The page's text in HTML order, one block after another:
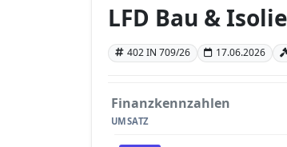
LFD Bau &
402 IN 709/26 17.06.2026
Finanzkennzahlen
UMSATZ